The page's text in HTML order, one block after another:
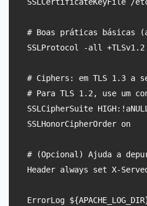
# Boas práticas básicas
SSLProtocol -all +TLSv1.2
# Ciphers: em TLS 1.3 a
# Para TLS 1.2, use um
SSLCipherSuite
  SSLHonorCipherOrder on
# (Opcional) Ajuda a
Header always set X-
ErrorLog